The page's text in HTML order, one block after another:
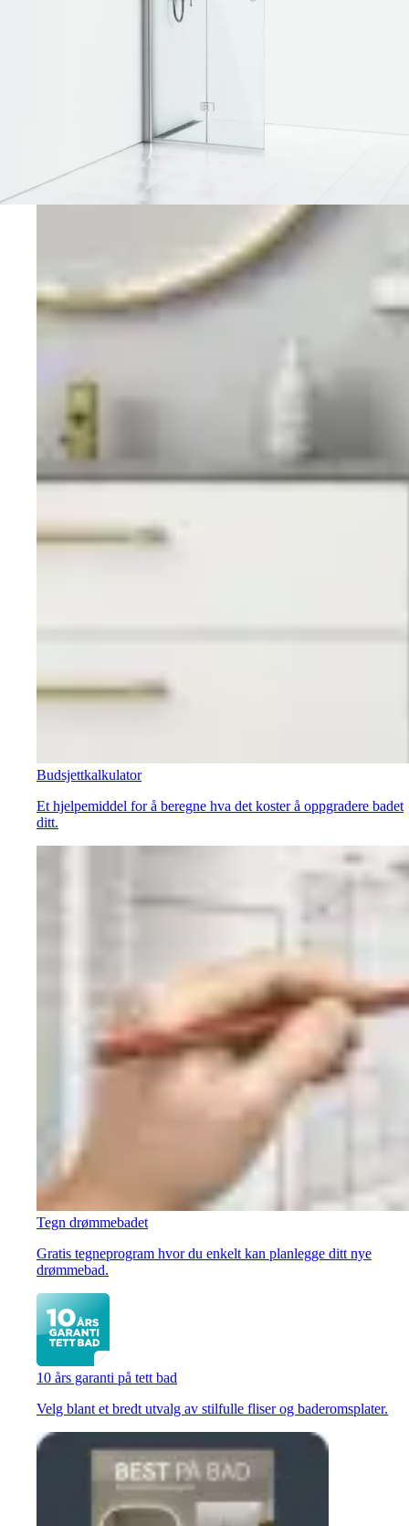
Budsjettkalkulator
Et hjelpemiddel for å beregne hva det koster å oppgradere badet
ditt.
Tegn drømmebadet
Gratis tegneprogram hvor du enkelt kan planlegge ditt nye
drømmebad.
10 års garanti på tett bad
Velg blant et bredt utvalg av stilfulle fliser og baderomsplater.